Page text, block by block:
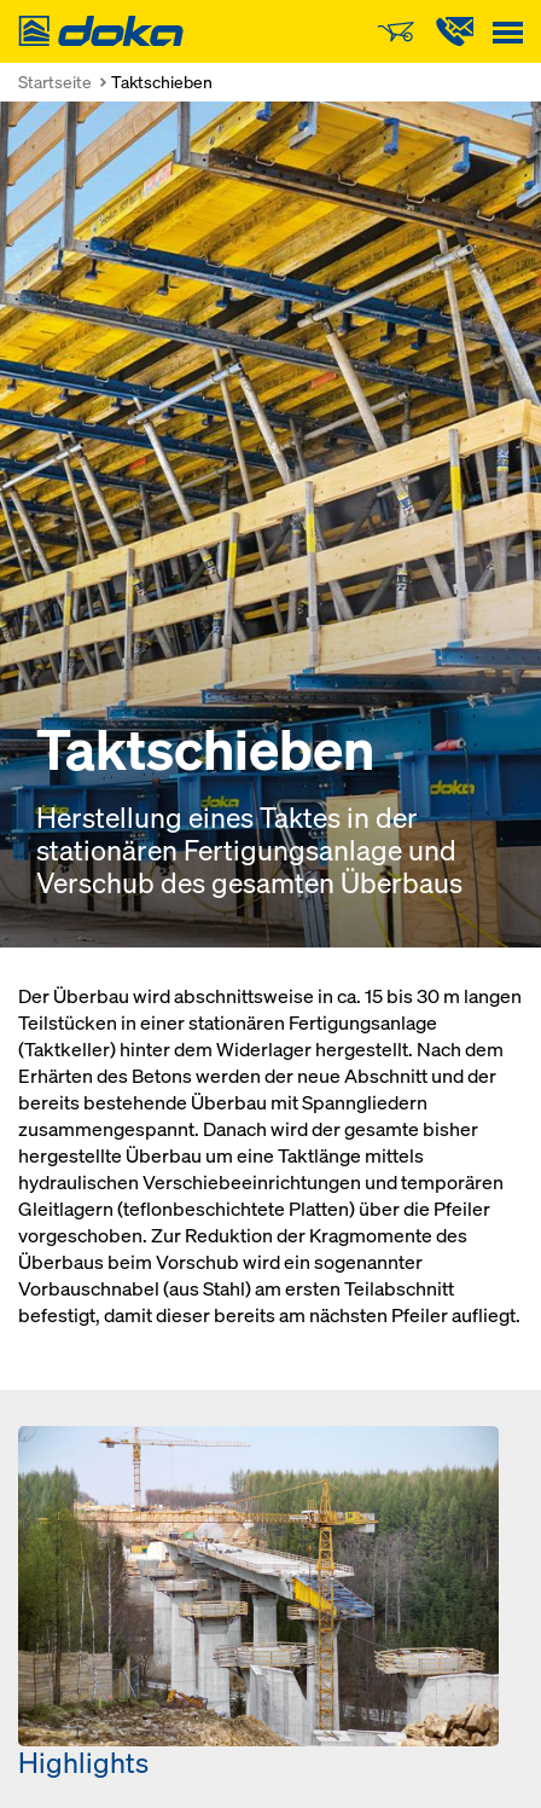
Doka
Startseite Taktschieben
Taktschieben
Herstellung eines Taktes in der
stationären Fertigungsanlage und
Verschub des gesamten Überbaus
Der Überbau wird abschnittsweise in ca. 15 bis 30 m langen
Teilstücken in einer stationären Fertigungsanlage
(Taktkeller) hinter dem Widerlager hergestellt. Nach dem
Erhärten des Betons werden der neue Abschnitt und der
bereits bestehende Überbau mit Spanngliedern
zusammengespannt. Danach wird der gesamte bisher
hergestellte Überbau um eine Taktlänge mittels
hydraulischen Verschiebeeinrichtungen und temporären
Gleitlagern (teflonbeschichtete Platten) über die Pfeiler
vorgeschoben. Zur Reduktion der Kragmomente des
Überbaus beim Vorschub wird ein sogenannter
Vorbauschnabel (aus Stahl) am ersten Teilabschnitt
befestigt, damit dieser bereits am nächsten Pfeiler aufliegt.
Open
Highlights